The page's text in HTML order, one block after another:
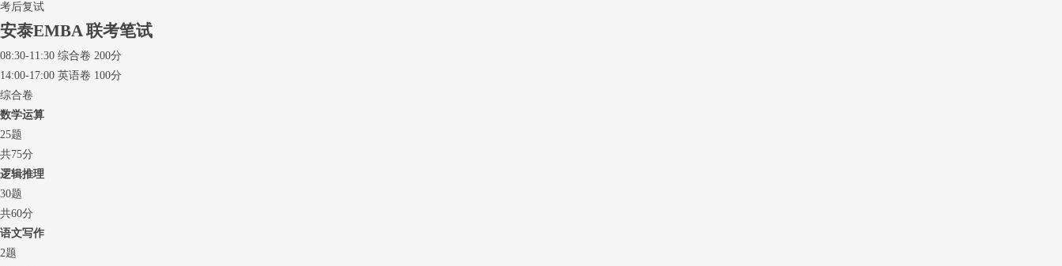
考后复试
安泰EMBA联考笔试
08:30-11:30 综合卷 200分
14:00-17:00 英语卷 100分
综合卷
数学运算
25题
共75分
逻辑推理
30题
共60分
语文写作
2题